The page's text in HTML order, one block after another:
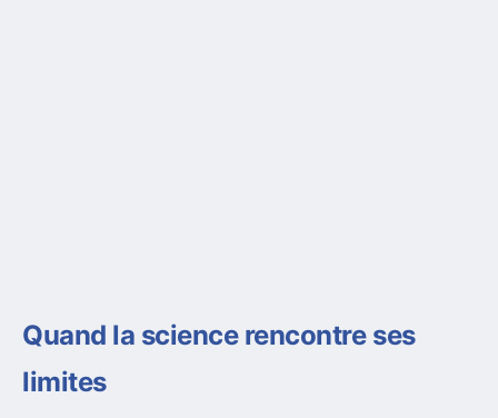
Quand la science rencontre ses
limites